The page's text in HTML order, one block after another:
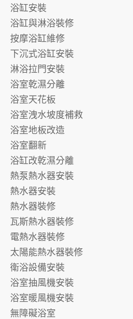
浴缸安裝
浴缸與淋浴裝修
按摩浴缸維修
下沉式浴缸安裝
淋浴拉門安裝
浴室乾濕分離
浴室天花板
浴室洩水坡度補救
浴室地板改造
浴室翻新
浴缸改乾濕分離
熱泵熱水器安裝
熱水器安裝
熱水器裝修
瓦斯熱水器裝修
電熱水器裝修
太陽能熱水器裝修
衛浴設備安裝
浴室抽風機安裝
浴室暖風機安裝
無障礙浴室